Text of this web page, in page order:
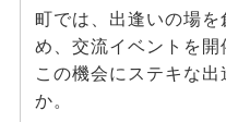
町では、出逢いの場
め、交流イベントを開
この機会にステキな
か。